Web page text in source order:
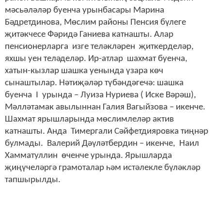
мәсьәләләр буенча урынбасары Марина
Бәдретдинова, Мөслим районы Пенсия бүлеге
җитәкчесе Фәридә Ганиева катнашты. Алар
пенсионерларга изге теләкләрен җиткерделәр,
яхшы уен теләделәр. Ир-атлар шахмат буенча,
хатын-кызлар шашка уенында үзара көч
сынаштылар. Нәтиҗәләр түбәндәгечә: шашка
буенча I урында – Луиза Нуриева ( Иске Вәрәш),
Мәлләтамак авылыннан Галия Вагыйзова – икенче.
Шахмат ярышларында мөслимлеләр актив
катнашты. Анда Тимергали Сәйфетдияровка тиңнәр
булмады. Валерий Дәүләтбердин – икенче, Наил
Хамматуллин өченче урында. Ярышларда
җиңүчеләргә грамоталар һәм истәлекле бүләкләр
тапшырылды.